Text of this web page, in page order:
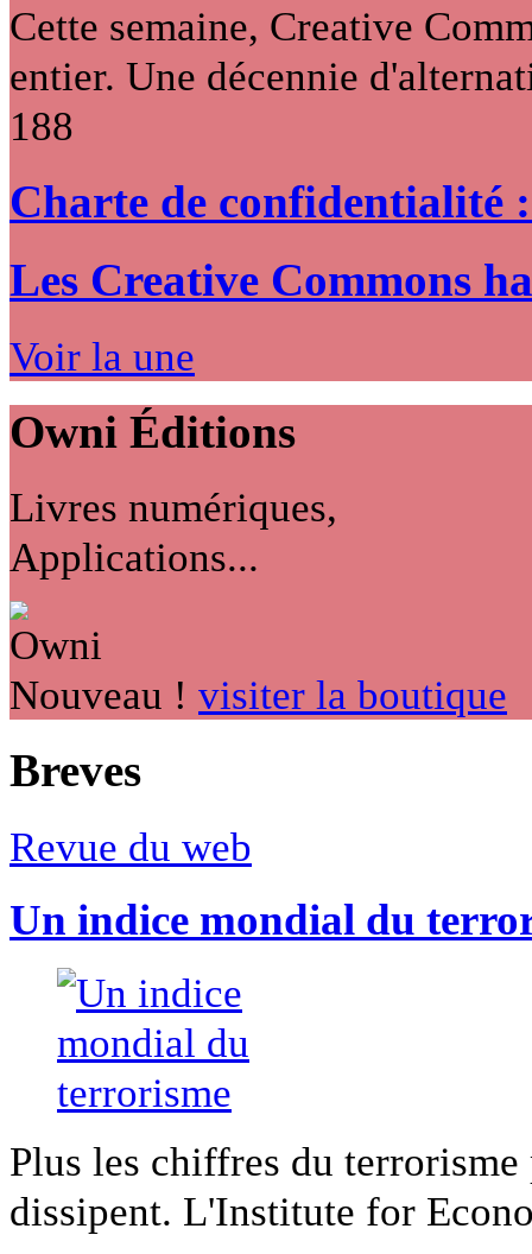
Cette semaine, Creative
entier. Une décennie
188
Charte de confidentialité
Les Creative Commons
Voir la une
Owni Éditions
Livres numériques,
Applications...
Nouveau ! visiter la boutique
Breves
Revue du web
Un indice mondial du
Plus les chiffres du
dissipent. L'Institute for